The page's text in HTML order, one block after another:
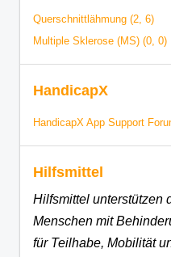
Querschnittlähmung (2, 6)
Multiple Sklerose (MS) (0, 0)
HandicapX
HandicapX App Support
Hilfsmittel
Hilfsmittel unterstützen
Menschen mit
für Teilhabe, Mobilität